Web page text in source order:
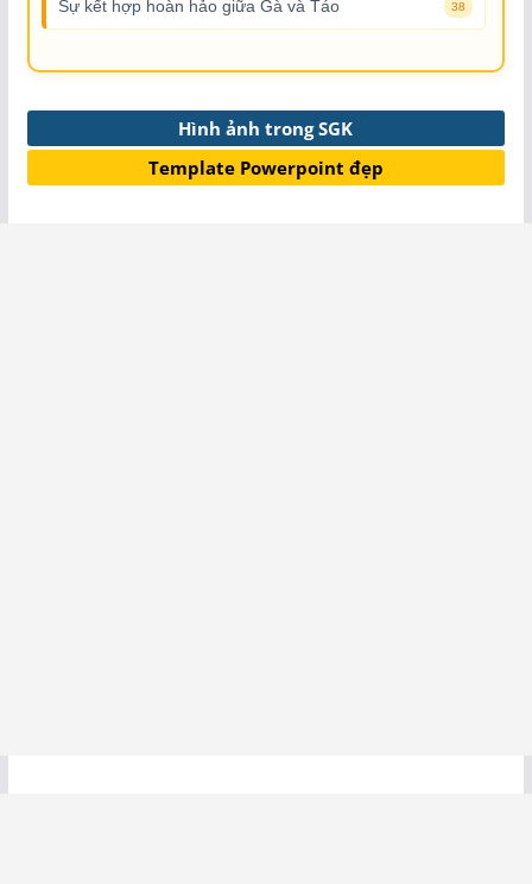
Sự kết hợp hoàn hảo giữa Gà và Táo 38
Hình ảnh trong SGK
Template Powerpoint đẹp